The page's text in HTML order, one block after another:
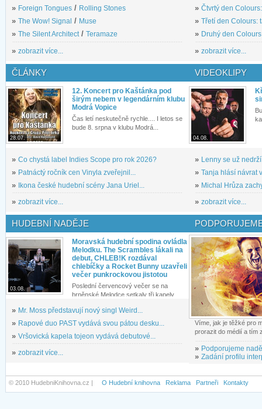
» Foreign Tongues / Rolling Stones
» The Wow! Signal / Muse
» The Silent Architect/ Teramaze
» zobrazit více...
» Čtvrtý den
» Třetí den Colours:
» Druhý den
» zobrazit více...
ČLÁNKY
28.07.
12. Koncert pro Kaštánka pod
širým nebem v legendárním klubu
Modrá Vopice
Čas letí neskutečně rychle.... I letos se
bude 8. srpna v klubu Modrá...
» Co chystá label Indies Scope pro rok 2026?
» Patnáctý ročník cen Vinyla zveřejnil...
» Ikona české hudební scény Jana Uriel...
» zobrazit více...
VIDEOKLIPY
04.08.
» Lenny se už
» Tanja hlásí návrat
» Michal Hrůza
» zobrazit více...
HUDEBNÍ NADĚJE
03.08.
Moravská hudební spodina ovládla
Melodku. The Scrambles lákali na
debut, CHLEB!K rozdával
chlebíčky a Rocket Bunny uzavřeli
večer punkrockovou jistotou
Poslední červencový večer se na
brněnské Melodce setkaly tři kapely...
» Mr. Moss představují nový singl Weird...
» Rapové duo PAST vydává svou pátou desku...
» Vršovická kapela tojeon vydává debutové...
» zobrazit více...
Víme, jak je těžké pro
prorazit do médií a tím
» Podporujeme
» Zadání profilu
© 2010 HudebniKnihovna.cz | O Hudební knihovna Reklama Partneři Kontakty